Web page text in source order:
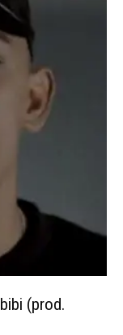
(prod.